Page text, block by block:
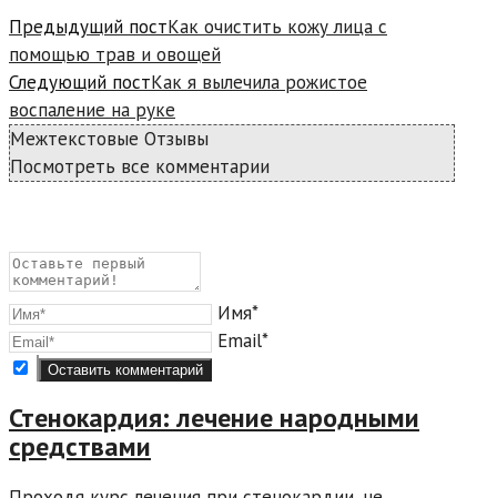
Предыдущий постКак очистить кожу лица с
помощью трав и овощей
Следующий постКак я вылечила рожистое
воспаление на руке
Межтекстовые Отзывы
Посмотреть все комментарии
Имя*
Email*
Стенокардия: лечение народными
средствами